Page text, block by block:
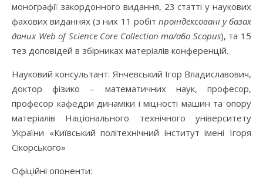
монографії закордонного видання, 23 статті у наукових
фахових виданнях (з них 11 робіт проіндексовані у базах
даних Web of Science Core Collection та/або Scopus), та 15
тез доповідей в збірниках матеріалів конференцій.
Науковий консультант: Янчевський Ігор Владиславович,
доктор фізико – математичних наук, професор,
професор кафедри динаміки і міцності машин та опору
матеріалів Національного технічного університету
України «Київський політехнічний інститут імені Ігоря
Сікорського»
Офiцiйні опоненти: